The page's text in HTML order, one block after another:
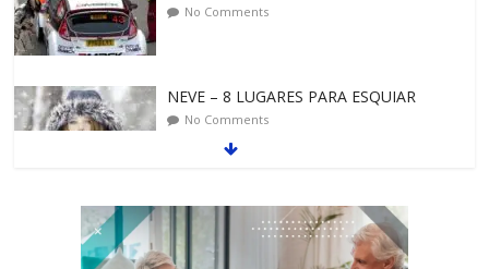
No Comments
NEVE – 8 LUGARES PARA ESQUIAR
No Comments
ALGUNS DOS DESTINOS TURÍSTICOS
MAIS INCRÍVEIS